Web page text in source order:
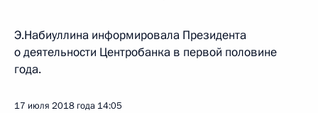
Э.Набиуллина информировала Президента
о деятельности Центробанка в первой половине
года.
17 июля 2018 года 14:05